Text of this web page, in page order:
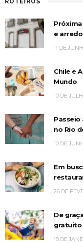
e
11 DE
Chile e
Mundo
10 DE
no Rio
10 DE
Em
26 DE
De
gratuito
18 DE